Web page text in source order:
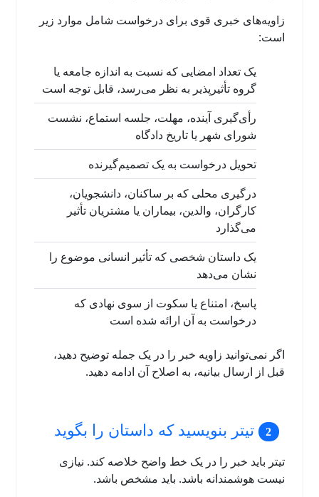
زاویه‌های خبری قوی برای درخواست شامل موارد زیر
است:
یک تعداد امضایی که نسبت به اندازه جامعه یا
گروه تأثیرپذیر به نظر می‌رسد، قابل توجه است
رأی‌گیری آینده، مهلت، جلسه استماع، نشست
شورای شهر یا تاریخ دادگاه
تحویل درخواست به یک تصمیم‌گیرنده
درگیری محلی که بر ساکنان، دانشجویان،
کارگران، والدین، بیماران یا مشتریان تأثیر
می‌گذارد
یک داستان شخصی که تأثیر انسانی موضوع را
نشان می‌دهد
پاسخ، امتناع یا سکوت از سوی نهادی که
درخواست به آن ارائه شده است
اگر نمی‌توانید زاویه خبر را در یک جمله توضیح دهید،
قبل از ارسال بیانیه، به اصلاح آن ادامه دهید.
تیتر بنویسید که داستان را بگوید
تیتر باید خبر را در یک خط واضح خلاصه کند. نیازی
نیست هوشمندانه باشد. باید مشخص باشد.